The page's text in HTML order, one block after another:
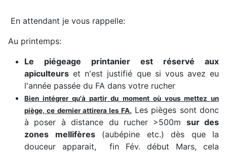
En attendant je vous rappelle:
Au printemps:
Le piégeage printanier est réservé aux
apiculteurs et n'est justifié que si vous avez eu
l'année passée du FA dans votre rucher
Bien intégrer qu'à partir du moment où vous mettez un
piège, ce dernier attirera les FA. Les pièges sont donc
à poser à distance du rucher >500m sur des
zones mellifères(aubépine etc.) dès que la
douceur apparait, fin Fév. début Mars, cela